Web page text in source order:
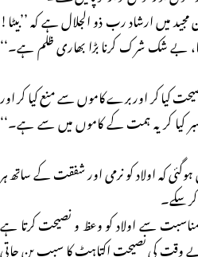
میں ارشاد رب ذو الجلال ہے کہ ’’بیٹا!
بے شک شرک کرنا بڑا بھاری ظلم ہے۔‘‘
کیا کر اور برے کاموں سے منع کیا کر اور
کیا کر یہ ہمت کے کاموں میں سے ہے۔‘‘
کہ اولاد کو نرمی اور شفقت کے ساتھ ہر
سکے۔
سے اولاد کو وعظ و نصیحت کرتا ہے
بے وقت کی نصیحت اکتاہٹ کا سبب بن جاتی